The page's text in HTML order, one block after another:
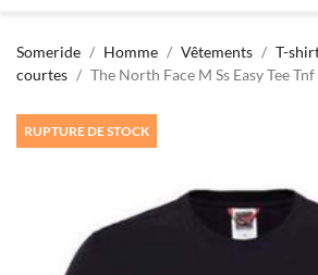
Someride Homme Vêtements T-
courtes
The North Face M Ss Easy Tee
RUPTURE DE STOCK